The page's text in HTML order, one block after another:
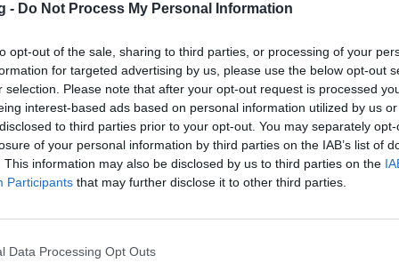
- Do Not Process My Personal Information
opt-out of the sale, sharing to third parties, or processing of your
for targeted advertising by us, please use the below opt-out
selection. Please note that after your opt-out request is processed
interest-based ads based on personal information utilized by us
to third parties prior to your opt-out. You may separately
of your personal information by third parties on the IAB’s list of
This information may also be disclosed by us to third parties on the
Participants that may further disclose it to other third parties.
Data Processing Opt Outs
στους Τορόντο Ράπτορς,
των Ρένο Μπίγκορνς, γκαρντ που
ο Μάλκολμ Τόμας, φόργουρντ των
σέντερ της ίδιας ομάδας, και Έντουιν
Ουίζαρντς, συμπλήρωσαν την κορυφαία
Ντόουσον των Όστιν Τόρος. Ο Τζεφ
Κόρτνεϊ Φόρτσον, γκαρντ των Λος
φόργουρντ των Τούλσα 66ερς, και
πλαισίωσαν τον Ντόουσον.